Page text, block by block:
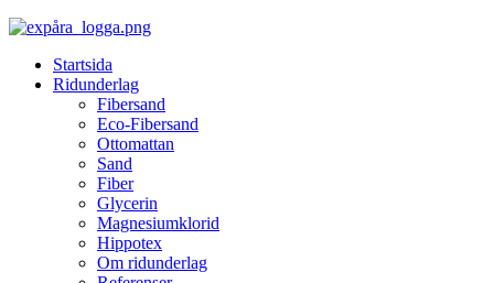
Startsida
Ridunderlag
Fibersand
Eco-Fibersand
Ottomattan
Sand
Fiber
Glycerin
Magnesiumklorid
Hippotex
Om ridunderlag